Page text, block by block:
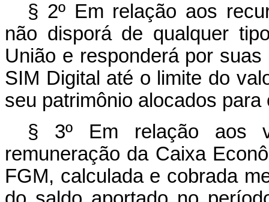
§ 2º Em relação aos
não disporá de qualquer
União e responderá por
SIM Digital até o limite do
seu patrimônio alocados para
§ 3º Em relação aos
remuneração da Caixa
FGM, calculada e cobrada